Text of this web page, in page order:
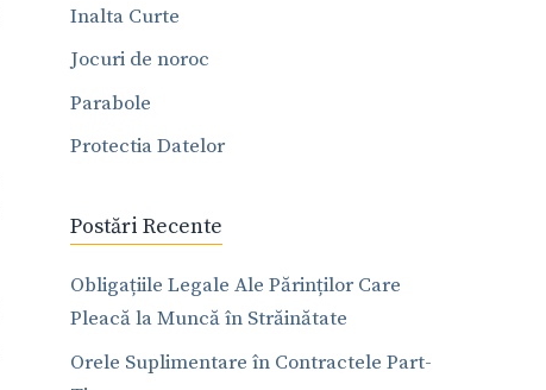
Inalta Curte
Jocuri de noroc
Parabole
Protectia Datelor
Postări Recente
Obligațiile Legale Ale Părinților Care
Pleacă la Muncă în Străinătate
Orele Suplimentare în Contractele Part-